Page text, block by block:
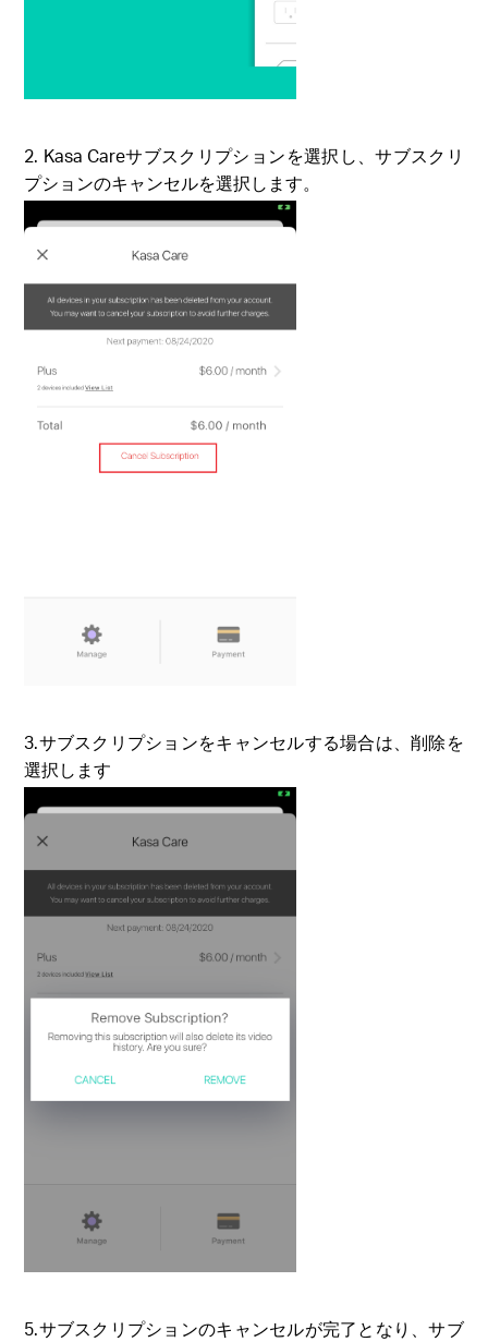
2. Kasa Careサブスクリプションを選択し、サブスクリ
プションのキャンセルを選択します。
3.サブスクリプションをキャンセルする場合は、削除を
選択します
5.サブスクリプションのキャンセルが完了となり、サブ